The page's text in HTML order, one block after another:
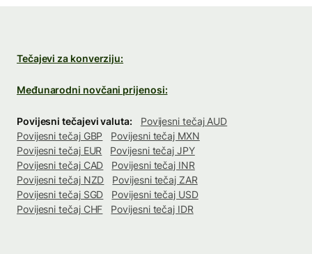
Tečajevi za konverziju:
Međunarodni novčani prijenosi:
Povijesni tečajevi valuta:
Povijesni tečaj AUD
Povijesni tečaj GBP
Povijesni tečaj MXN
Povijesni tečaj EUR
Povijesni tečaj JPY
Povijesni tečaj CAD
Povijesni tečaj INR
Povijesni tečaj NZD
Povijesni tečaj ZAR
Povijesni tečaj SGD
Povijesni tečaj USD
Povijesni tečaj CHF
Povijesni tečaj IDR